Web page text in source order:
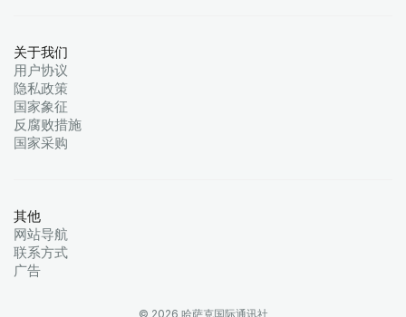
关于我们
用户协议
隐私政策
国家象征
反腐败措施
国家采购
其他
网站导航
联系方式
广告
© 2026 哈萨克国际通讯社